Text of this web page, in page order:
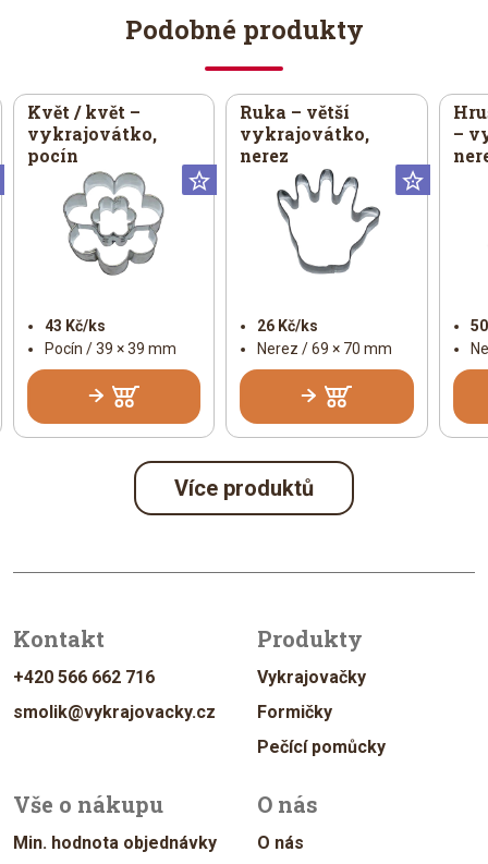
Podobné produkty
Universální
Květ / květ –
vykrajovátko,
pocín
43 Kč/ks
Pocín / 39 × 39 mm
Ruka – větší
vykrajovátko,
nerez
26 Kč/ks
Nerez / 69 × 70 mm
–
Universální
Více produktů
Kontakt
+420 566 662 716
smolik@vykrajovacky.cz
Produkty
Vykrajovačky
Formičky
Pečící pomůcky
Vše o nákupu
Min. hodnota objednávky
O nás
O nás